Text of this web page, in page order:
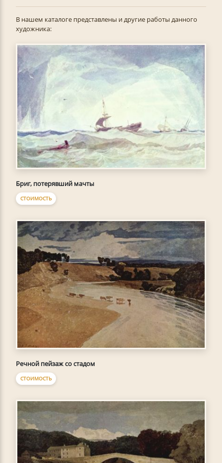
В нашем каталоге представлены и другие работы данного
художника:
Бриг, потерявший мачты
СТОИМОСТЬ
Речной пейзаж со стадом
СТОИМОСТЬ